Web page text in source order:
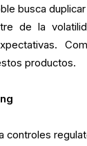
busca
de la
productos.